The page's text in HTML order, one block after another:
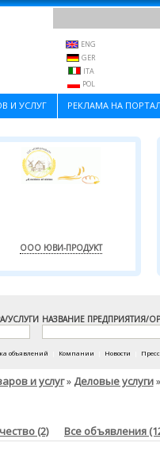
ENG
GER
ITA
POL
И УСЛУГ РЕКЛАМА НА
ООО ЮВИ-ПРОДУКТ
УСЛУГИ НАЗВАНИЕ ПРЕДПРИЯТИЯ/
объявлений Компании Новости
и услуг» Деловые услуги»
(2) Все объявления